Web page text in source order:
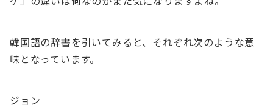
韓国語の辞書を引いてみると、それぞれ次のような意
味となっています。
ジョン